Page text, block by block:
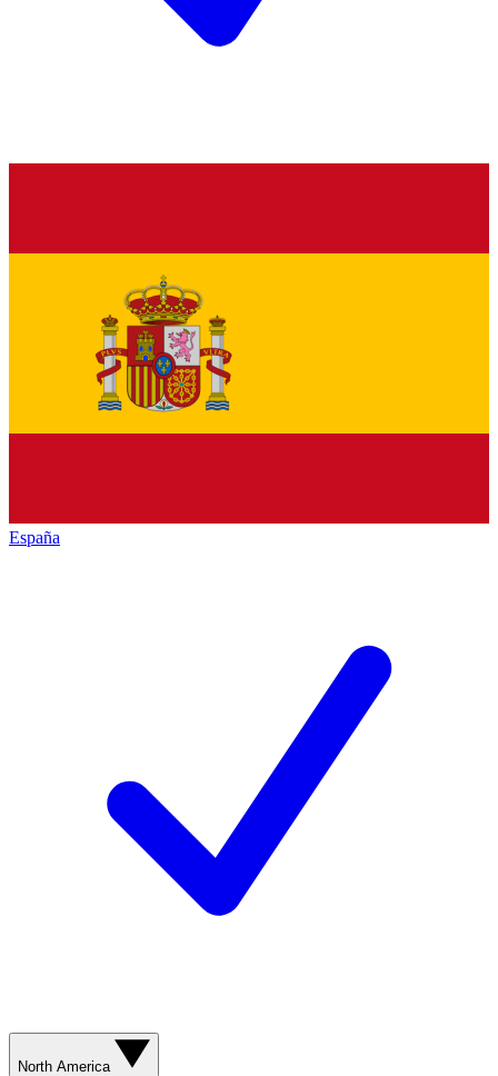
España
North America